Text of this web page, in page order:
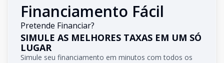
Financiamento Fácil
Pretende Financiar?
SIMULE AS MELHORES TAXAS EM UM SÓ
LUGAR
Simule seu financiamento em minutos com todos os